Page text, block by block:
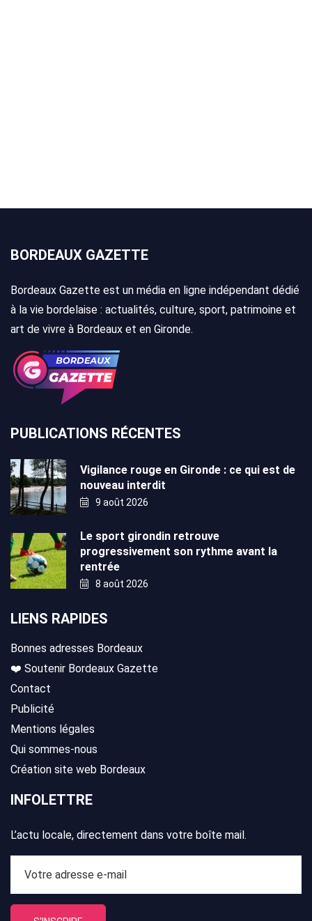
BORDEAUX GAZETTE
Bordeaux Gazette est un média en ligne indépendant dédié
à la vie bordelaise : actualités, culture, sport, patrimoine et
art de vivre à Bordeaux et en Gironde.
PUBLICATIONS RÉCENTES
Vigilance rouge en Gironde : ce qui est de
nouveau interdit
9 août 2026
Le sport girondin retrouve
progressivement son rythme avant la
rentrée
8 août 2026
LIENS RAPIDES
Bonnes adresses Bordeaux
❤️ Soutenir Bordeaux Gazette
Contact
Publicité
Mentions légales
Qui sommes-nous
Création site web Bordeaux
INFOLETTRE
L’actu locale, directement dans votre boîte mail.